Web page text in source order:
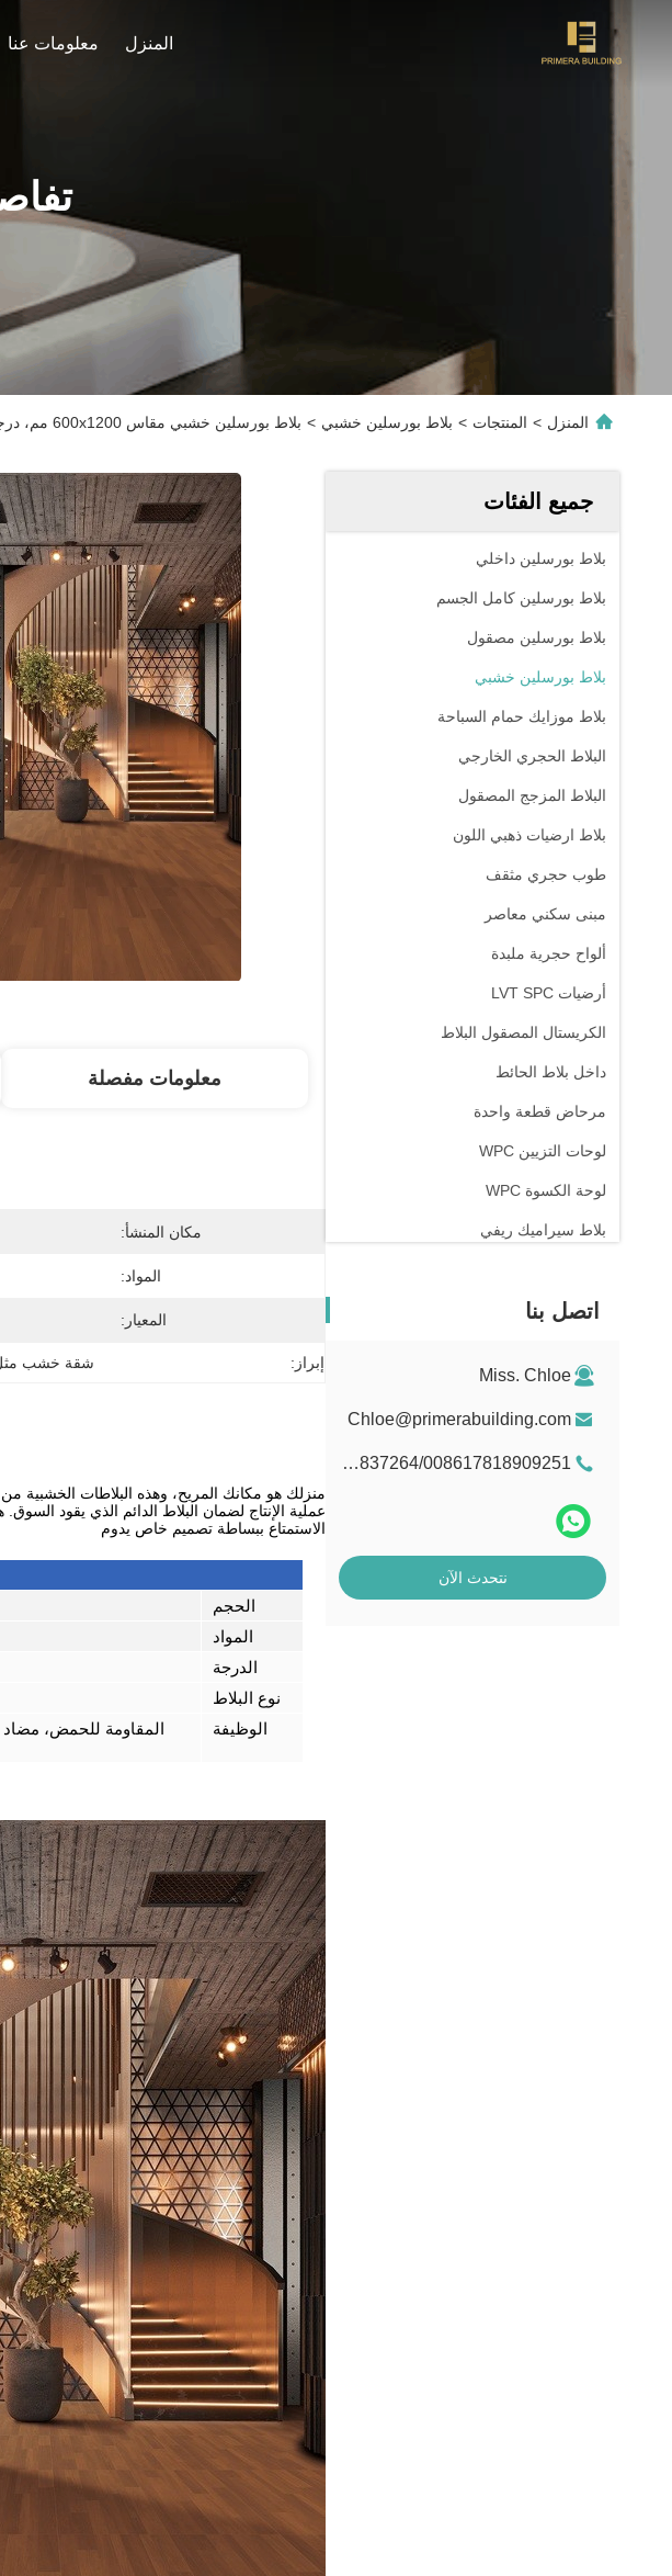
المنزل معلومات عنا
المنزل > المنتجات > بلاط بورسلين خشبي > بلاط بورسلين خشبي مقاس 600x1200 مم، درجة AAA، طين، بلاط أرضيات داخلي
جميع الفئات
بلاط بورسلين داخلي
بلاط بورسلين كامل الجسم
بلاط بورسلين مصقول
بلاط بورسلين خشبي
بلاط موزايك حمام السباحة
البلاط الحجري الخارجي
البلاط المزجج المصقول
بلاط ارضيات ذهبي اللون
طوب حجري مثقف
مبنى سكني معاصر
ألواح حجرية ملبدة
أرضيات LVT SPC
الكريستال المصقول البلاط
داخل بلاط الحائط
مرحاض قطعة واحدة
لوحات التزيين WPC
لوحة الكسوة WPC
بلاط سيراميك ريفي
اتصل بنا
Miss. Chloe
Chloe@primerabuilding.com
008615103837264/008617818909251
نتحدث الآن
معلومات مفصلة
مكان المنشأ:
المواد:
المعيار:
إبراز: شقة خشب مثل
عملية الإنتاج لضمان البلاط الدائم الذي يقود
الاستمتاع ببساطة تصميم خاص يدوم
الحجم
المواد
الدرجة
نوع البلاط
الوظيفة
المقاومة للحمض، مضاد